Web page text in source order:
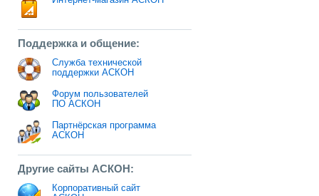
Поддержка и общение:
Служба технической
поддержки АСКОН
Форум пользователей
ПО АСКОН
Партнёрская программа
АСКОН
Другие сайты АСКОН:
Корпоративный сайт